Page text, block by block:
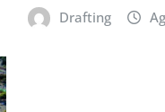
Drafting